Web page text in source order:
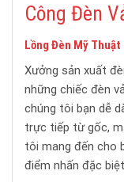
Công Đèn
Lồng Đèn Mỹ Thuật
Xưởng sản xuất
những chiếc đèn
chúng tôi bạn dễ
trực tiếp từ gốc,
tôi mang đến cho
điểm nhấn đặc